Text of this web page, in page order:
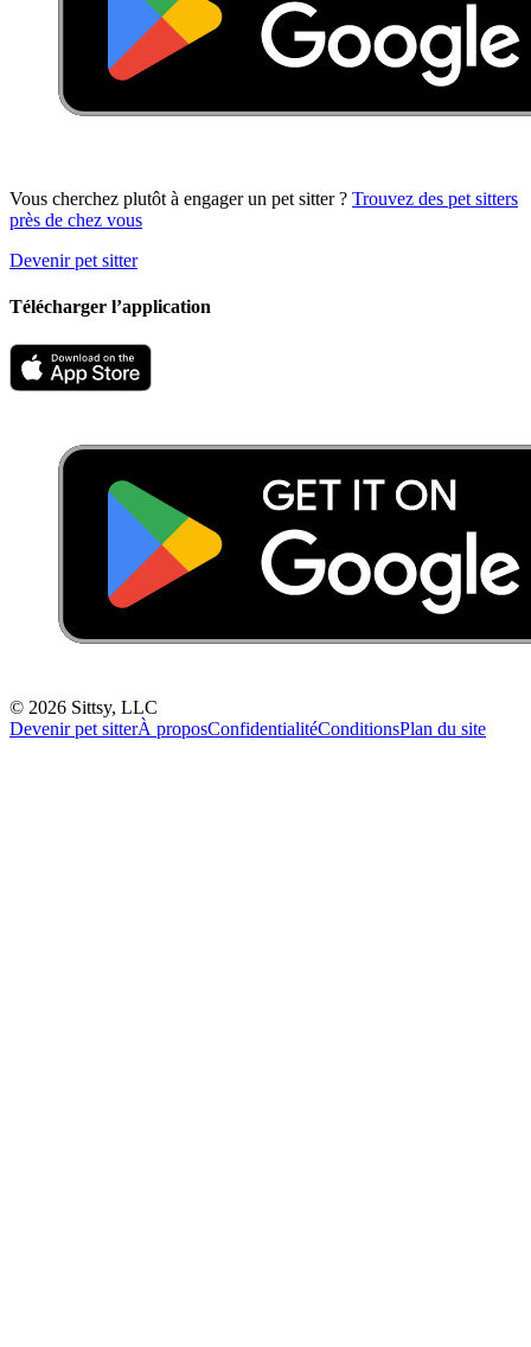
Vous cherchez plutôt à engager un pet sitter ? Trouvez des pet sitters
près de chez vous
Devenir pet sitter
Télécharger l’application
© 2026 Sittsy, LLC
Devenir pet sitterÀ proposConfidentialitéConditionsPlan du site